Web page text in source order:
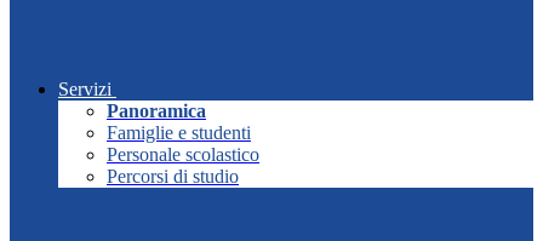
Servizi
Panoramica
Famiglie e studenti
Personale scolastico
Percorsi di studio